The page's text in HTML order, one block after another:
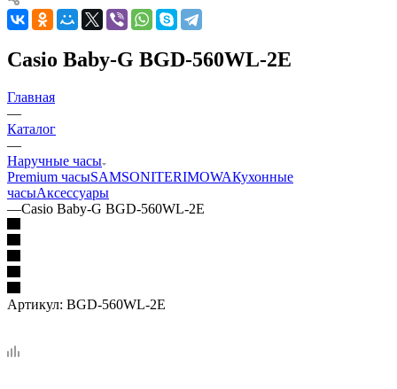
Casio Baby-G BGD-560WL-2E
Главная
—
Каталог
—
Наручные часы
Premium часыSAMSONITERIMOWAКухонные
часыАксессуары
—Casio Baby-G BGD-560WL-2E
Артикул: BGD-560WL-2E